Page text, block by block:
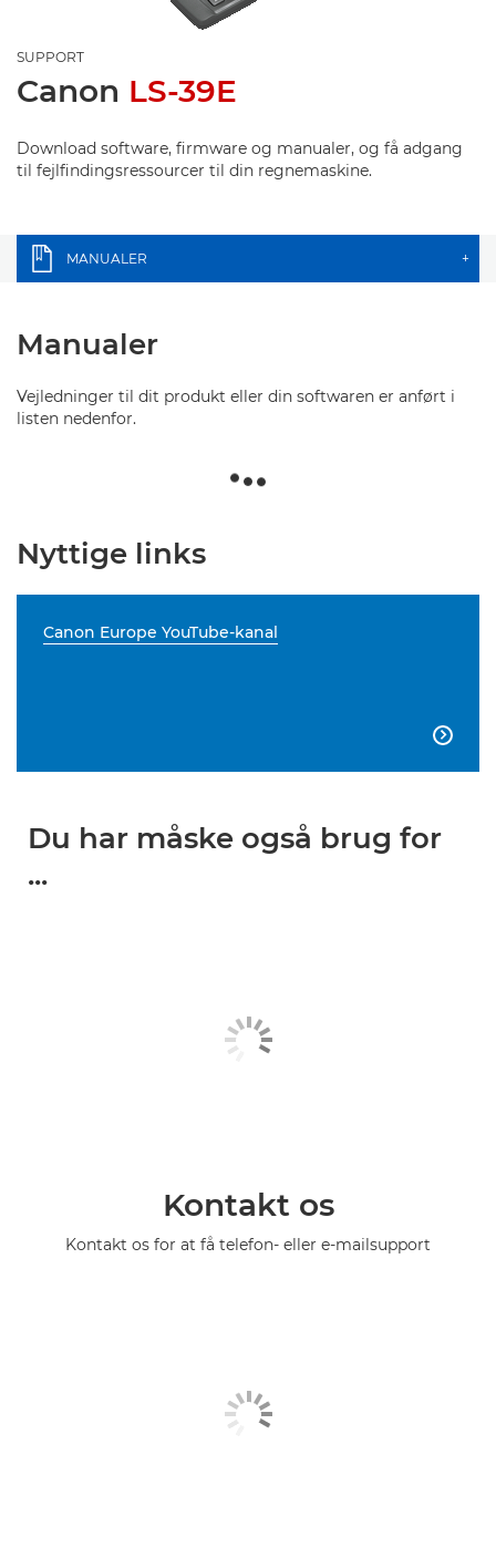
SUPPORT
Canon LS-39E
Download software, firmware og manualer, og få adgang
til fejlfindingsressourcer til din regnemaskine.
MANUALER +
Manualer
Vejledninger til dit produkt eller din softwaren er anført i
listen nedenfor.
Nyttige links
Canon Europe YouTube-kanal

Du har måske også brug for
...
Kontakt os
Kontakt os for at få telefon- eller e-mailsupport